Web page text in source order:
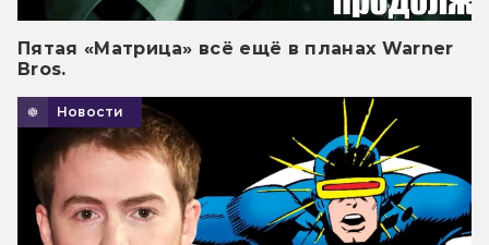
Пятая «Матрица» всё ещё в планах Warner
Bros.
Новости